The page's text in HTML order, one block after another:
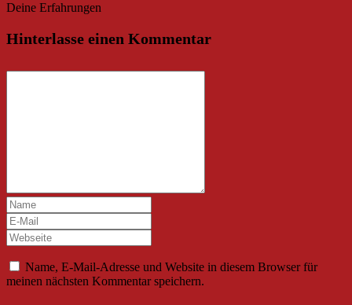
Deine Erfahrungen
Hinterlasse einen Kommentar
Name, E-Mail-Adresse und Website in diesem Browser für
meinen nächsten Kommentar speichern.